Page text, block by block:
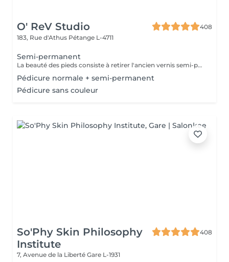
O' ReV Studio
408
183, Rue d'Athus Pétange L-4711
Semi-permanent
La beauté des pieds consiste à retirer l'ancien vernis semi-permanent et à en appliquer un nouveau pour des ongles soignés et durables.
Pédicure normale + semi-permanent
Pédicure sans couleur
So'Phy Skin Philosophy
Institute
408
7, Avenue de la Liberté Gare L-1931